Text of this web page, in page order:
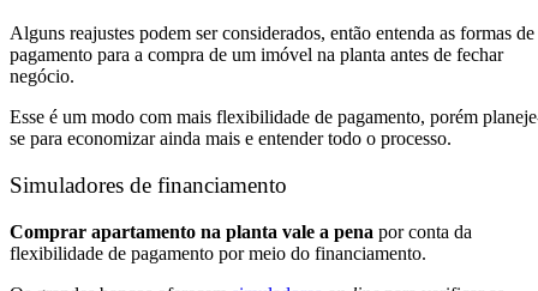
Alguns reajustes podem ser considerados, então entenda as formas de
pagamento para a compra de um imóvel na planta antes de fechar
negócio.
Esse é um modo com mais flexibilidade de pagamento, porém
se para economizar ainda mais e entender todo o processo.
Simuladores de financiamento
Comprar apartamento na planta vale a pena por conta da
flexibilidade de pagamento por meio do financiamento.